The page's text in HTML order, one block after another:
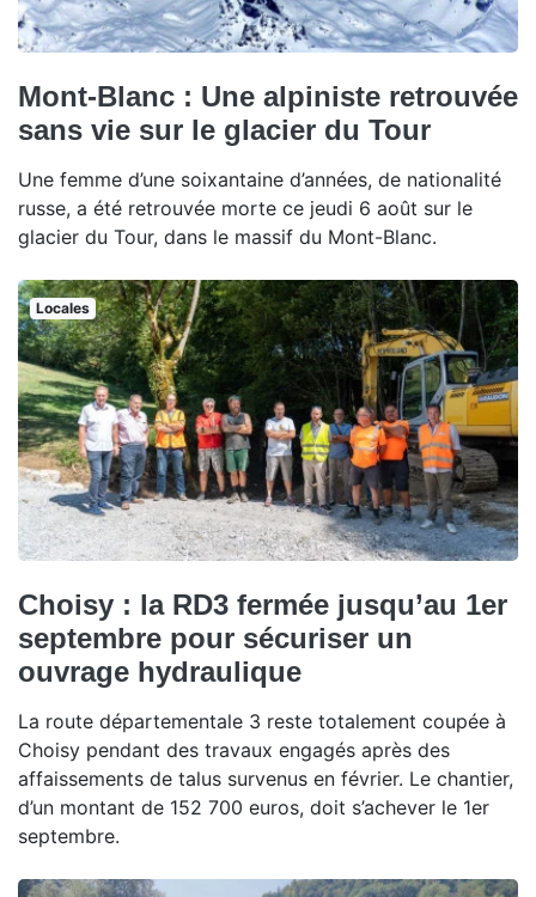
Mont-Blanc : Une alpiniste retrouvée
sans vie sur le glacier du Tour
Une femme d’une soixantaine d’années, de nationalité
russe, a été retrouvée morte ce jeudi 6 août sur le
glacier du Tour, dans le massif du Mont-Blanc.
Locales
Choisy : la RD3 fermée jusqu’au 1er
septembre pour sécuriser un
ouvrage hydraulique
La route départementale 3 reste totalement coupée à
Choisy pendant des travaux engagés après des
affaissements de talus survenus en février. Le chantier,
d’un montant de 152 700 euros, doit s’achever le 1er
septembre.